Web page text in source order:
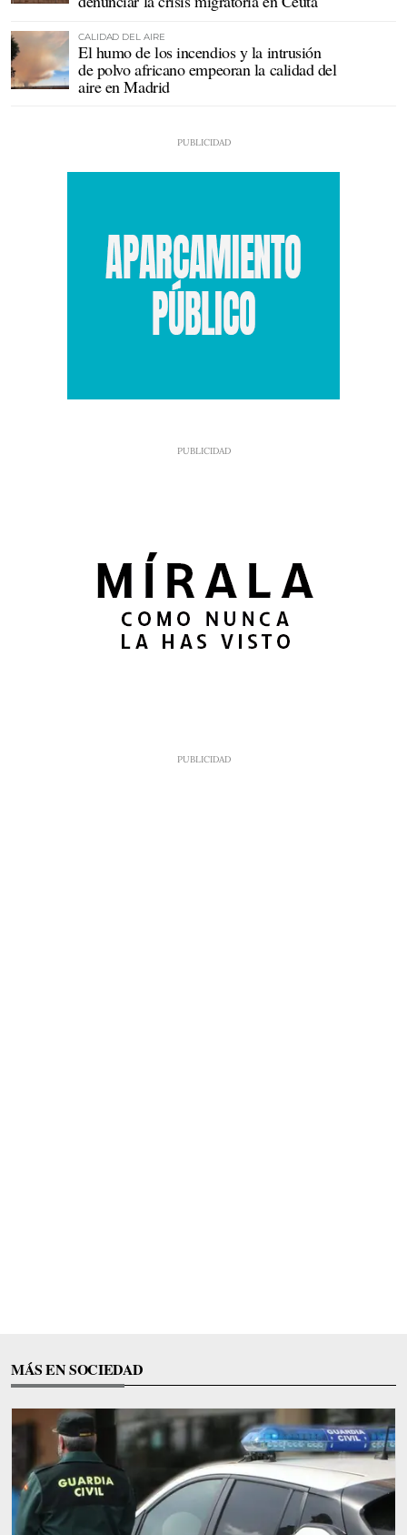
CALIDAD DEL AIRE
El humo de los incendios y la intrusión
de polvo africano empeoran la calidad del
aire en Madrid
MÁS EN SOCIEDAD